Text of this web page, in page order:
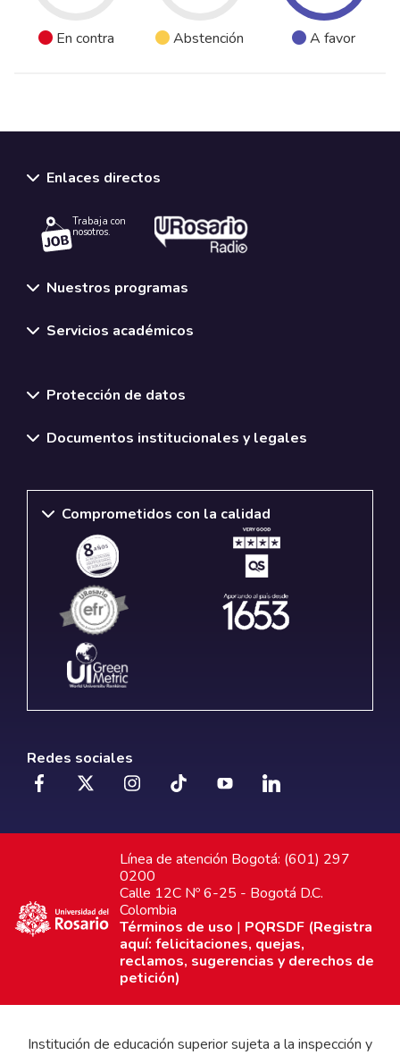
En contra Abstención A favor
Enlaces directos
Trabaja con
nosotros.
Nuestros programas
Servicios académicos
Protección de datos
Documentos institucionales y legales
Comprometidos con la calidad
Redes sociales
Línea de atención Bogotá: (601) 297
0200
Calle 12C Nº 6-25 - Bogotá D.C.
Colombia
Términos de uso | PQRSDF (Registra
aquí: felicitaciones, quejas,
reclamos, sugerencias y derechos de
petición)
Institución de educación superior sujeta a la inspección y